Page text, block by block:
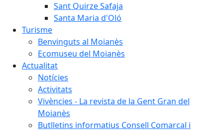
Sant Quirze Safaja
Santa Maria d'Oló
Turisme
Benvinguts al Moianès
Ecomuseu del Moianès
Actualitat
Notícies
Activitats
Vivències - La revista de la Gent Gran del
Moianès
Butlletins informatius Consell Comarcal i